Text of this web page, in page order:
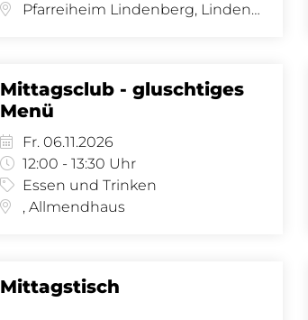
Pfarreiheim Lindenberg, Lindenberg 8 - Saal, Lindenberg 8, 4058 Basel
Mittagsclub - gluschtiges
Menü
Fr. 06.11.2026
12:00 - 13:30 Uhr
Essen und Trinken
, Allmendhaus
Mittagstisch